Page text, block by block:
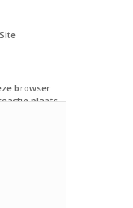
Site
browser
plaats.